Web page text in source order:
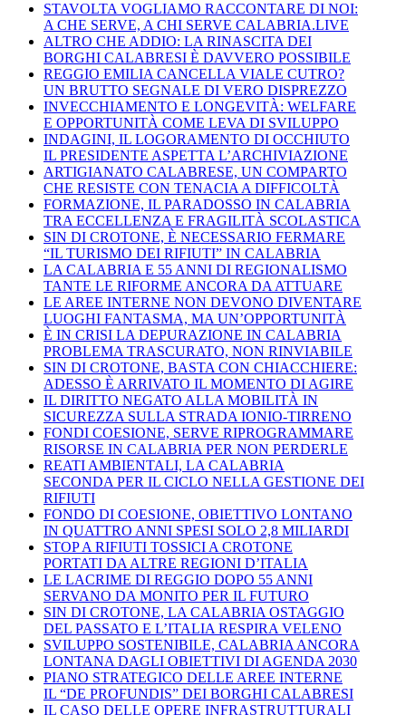
STAVOLTA VOGLIAMO RACCONTARE DI NOI:
A CHE SERVE, A CHI SERVE CALABRIA.LIVE
ALTRO CHE ADDIO: LA RINASCITA DEI
BORGHI CALABRESI È DAVVERO POSSIBILE
REGGIO EMILIA CANCELLA VIALE CUTRO?
UN BRUTTO SEGNALE DI VERO DISPREZZO
INVECCHIAMENTO E LONGEVITÀ: WELFARE
E OPPORTUNITÀ COME LEVA DI SVILUPPO
INDAGINI, IL LOGORAMENTO DI OCCHIUTO
IL PRESIDENTE ASPETTA L’ARCHIVIAZIONE
ARTIGIANATO CALABRESE, UN COMPARTO
CHE RESISTE CON TENACIA A DIFFICOLTÀ
FORMAZIONE, IL PARADOSSO IN CALABRIA
TRA ECCELLENZA E FRAGILITÀ SCOLASTICA
SIN DI CROTONE, È NECESSARIO FERMARE
“IL TURISMO DEI RIFIUTI” IN CALABRIA
LA CALABRIA E 55 ANNI DI REGIONALISMO
TANTE LE RIFORME ANCORA DA ATTUARE
LE AREE INTERNE NON DEVONO DIVENTARE
LUOGHI FANTASMA, MA UN’OPPORTUNITÀ
È IN CRISI LA DEPURAZIONE IN CALABRIA
PROBLEMA TRASCURATO, NON RINVIABILE
SIN DI CROTONE, BASTA CON CHIACCHIERE:
ADESSO È ARRIVATO IL MOMENTO DI AGIRE
IL DIRITTO NEGATO ALLA MOBILITÀ IN
SICUREZZA SULLA STRADA IONIO-TIRRENO
FONDI COESIONE, SERVE RIPROGRAMMARE
RISORSE IN CALABRIA PER NON PERDERLE
REATI AMBIENTALI, LA CALABRIA
SECONDA PER IL CICLO NELLA GESTIONE DEI
RIFIUTI
FONDO DI COESIONE, OBIETTIVO LONTANO
IN QUATTRO ANNI SPESI SOLO 2,8 MILIARDI
STOP A RIFIUTI TOSSICI A CROTONE
PORTATI DA ALTRE REGIONI D’ITALIA
LE LACRIME DI REGGIO DOPO 55 ANNI
SERVANO DA MONITO PER IL FUTURO
SIN DI CROTONE, LA CALABRIA OSTAGGIO
DEL PASSATO E L’ITALIA RESPIRA VELENO
SVILUPPO SOSTENIBILE, CALABRIA ANCORA
LONTANA DAGLI OBIETTIVI DI AGENDA 2030
PIANO STRATEGICO DELLE AREE INTERNE
IL “DE PROFUNDIS” DEI BORGHI CALABRESI
IL CASO DELLE OPERE INFRASTRUTTURALI